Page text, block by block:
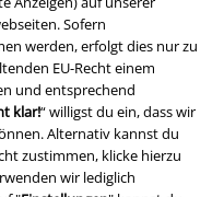
Sofern
werden, erfolgt dies nur zu
EU-Recht einem
und entsprechend
klar!“ willigst du ein, dass wir
Alternativ kannst du
zustimmen, klicke hierzu
wir lediglich